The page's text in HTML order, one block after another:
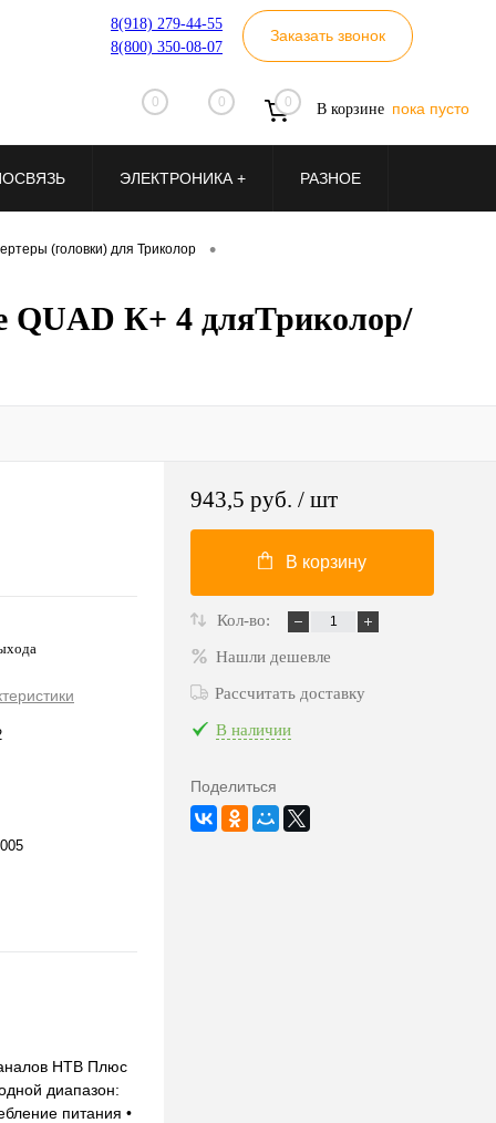
8(918) 279-44-55
8(800) 350-08-07
Заказать звонок
0 0 0 В корзине пока пусто
ЭЛЕКТРОНИКА + РАЗНОЕ
(головки) для Триколор •
QUAD К+ 4 дляТриколор/
НТВ Плюс
диапазон:
питания •
943,5 руб. / шт
В корзину
Кол-во:
Нашли дешевле
Рассчитать доставку
В наличии
Поделиться